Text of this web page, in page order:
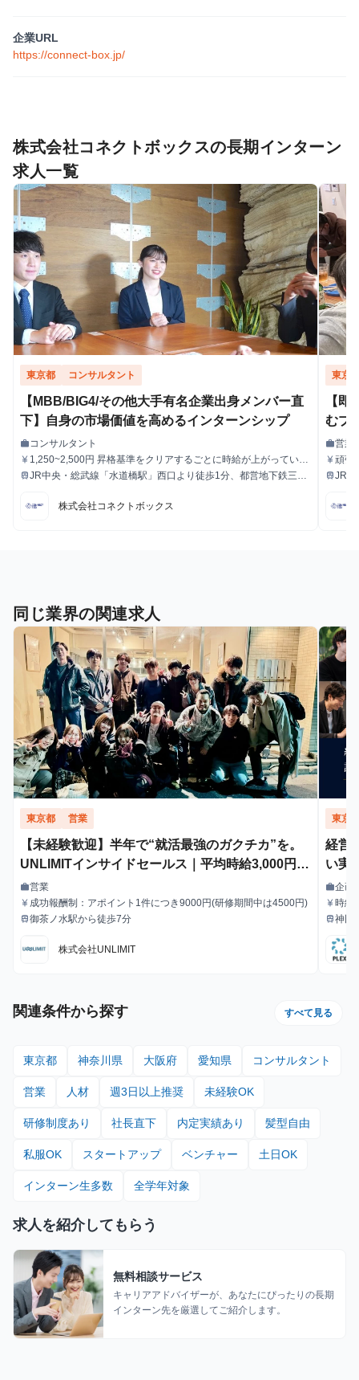
企業URL
https://connect-box.jp/
株式会社コネクトボックスの長期インターン
求人一覧
東京都 コンサルタント
【MBB/BIG4/その他大手有名企業出身メンバー直
下】自身の市場価値を高めるインターンシップ
職種
workコンサルタント
給与
currency_yen 1,250~2,500円 昇格基準をクリアするごとに時給が上がっていき
ます。
最寄駅
trainJR中央・総武線「水道橋駅」西口より徒歩1分、都営地下鉄三田
株式会社コネクトボックス
東京
【
むプ
職種
work営業
給与
currency_yen頑張
シス
円へ
最寄駅
trainJR中
同じ業界の関連求人
東京都 営業
【未経験歓迎】半年で“就活最強のガクチカ”を。
UNLIMITインサイドセールス｜平均時給3,000円で
成果もキャリアも掴む
職種
work営業
給与
currency_yen 成功報酬制：アポイント1件につき9000円(研修期間中は4500円)
最寄駅
train御茶ノ水駅から徒歩7分
株式会社UNLIMIT
東京
経営
い実
職種
work企画
給与
currency_yen時給
最寄駅
train神田
関連条件から探す すべて見る
東京都 神奈川県 大阪府 愛知県 コンサルタント
営業 人材 週3日以上推奨 未経験OK
研修制度あり 社長直下 内定実績あり 髪型自由
私服OK スタートアップ ベンチャー 土日OK
インターン生多数 全学年対象
求人を紹介してもらう
無料相談サービス
キャリアアドバイザーが、あなたにぴったりの長期
インターン先を厳選してご紹介します。